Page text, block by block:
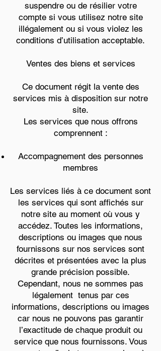
suspendre ou de résilier votre
compte si vous utilisez notre site
illégalement ou si vous violez les
conditions d’utilisation acceptable.
Ventes des biens et services
Ce document régit la vente des
services mis à disposition sur notre
site.
Les services que nous offrons
comprennent :
Accompagnement des personnes
membres
Les services liés à ce document sont
les services qui sont affichés sur
notre site au moment où vous y
accédez. Toutes les informations,
descriptions ou images que nous
fournissons sur nos services sont
décrites et présentées avec la plus
grande précision possible.
Cependant, nous ne sommes pas
légalement tenus par ces
informations, descriptions ou images
car nous ne pouvons pas garantir
l’exactitude de chaque produit ou
service que nous fournissons. Vous